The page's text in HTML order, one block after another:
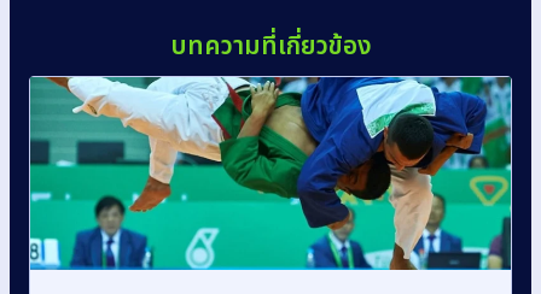
บทความที่เกี่ยวข้อง